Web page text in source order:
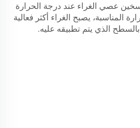
عصي الغراء عند درجة الحرارة
المناسبة، يصبح الغراء أكثر فعالية
الذي يتم تطبيقه عليه.